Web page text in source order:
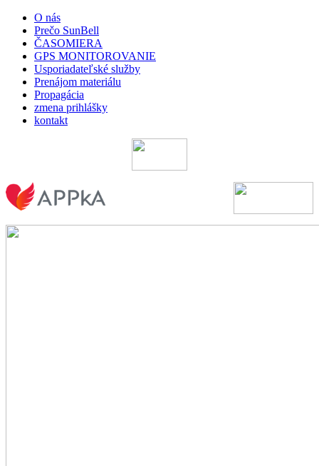
O nás
Prečo SunBell
ČASOMIERA
GPS MONITOROVANIE
Usporiadateľské služby
Prenájom materiálu
Propagácia
zmena prihlášky
kontakt